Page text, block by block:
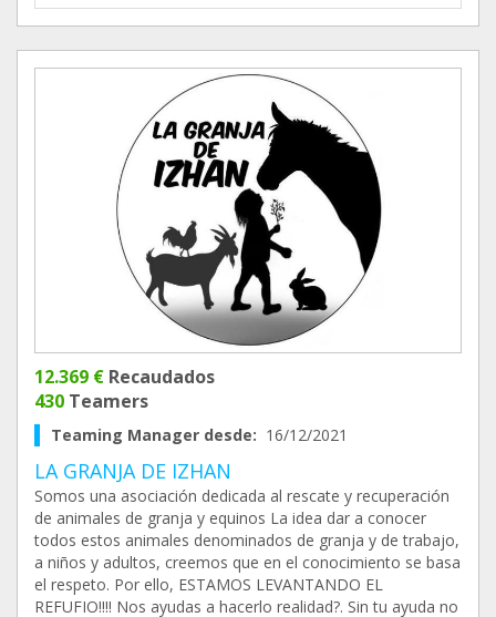
12.369 € Recaudados
430 Teamers
Teaming Manager desde: 16/12/2021
LA GRANJA DE IZHAN
Somos una asociación dedicada al rescate y recuperación
de animales de granja y equinos La idea dar a conocer
todos estos animales denominados de granja y de trabajo,
a niños y adultos, creemos que en el conocimiento se basa
el respeto. Por ello, ESTAMOS LEVANTANDO EL
REFUFIO!!!! Nos ayudas a hacerlo realidad?. Sin tu ayuda no